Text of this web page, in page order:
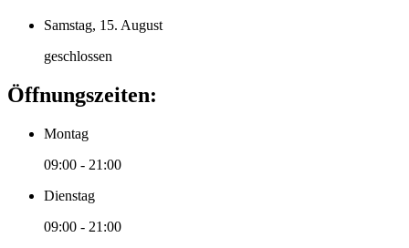
Samstag, 15. August
geschlossen
Öffnungszeiten:
Montag
09:00 - 21:00
Dienstag
09:00 - 21:00